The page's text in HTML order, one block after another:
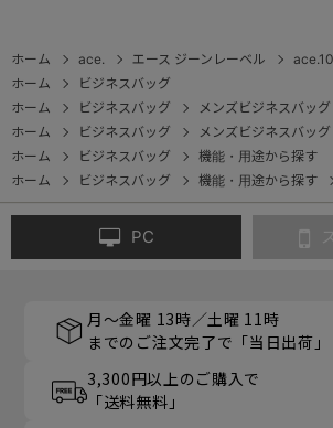
ホーム ace. エース ジーンレーベル
ホーム
ビジネスバッグ
ホーム
ビジネスバッグ
メンズビジネスバッグ
ホーム
ビジネスバッグ メンズビジネスバッグ
ホーム
ビジネスバッグ
機能・用途から探す
ホーム
ビジネスバッグ 機能・用途から探す
PC
月～金曜 13時／土曜 11時
までのご注文完了で「当日出荷」
3,300円以上のご購入で
「送料無料」